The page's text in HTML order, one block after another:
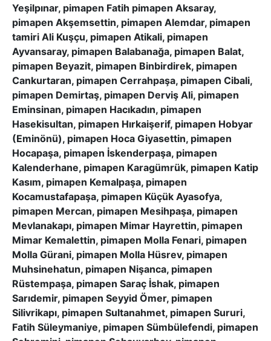
Yeşilpınar, pimapen Fatih pimapen Aksaray,
pimapen Akşemsettin, pimapen Alemdar, pimapen
tamiri Ali Kuşçu, pimapen Atikali, pimapen
Ayvansaray, pimapen Balabanağa, pimapen Balat,
pimapen Beyazit, pimapen Binbirdirek, pimapen
Cankurtaran, pimapen Cerrahpaşa, pimapen Cibali,
pimapen Demirtaş, pimapen Derviş Ali, pimapen
Eminsinan, pimapen Hacıkadın, pimapen
Hasekisultan, pimapen Hırkaişerif, pimapen Hobyar
(Eminönü), pimapen Hoca Giyasettin, pimapen
Hocapaşa, pimapen İskenderpaşa, pimapen
Kalenderhane, pimapen Karagümrük, pimapen Katip
Kasım, pimapen Kemalpaşa, pimapen
Kocamustafapaşa, pimapen Küçük Ayasofya,
pimapen Mercan, pimapen Mesihpaşa, pimapen
Mevlanakapı, pimapen Mimar Hayrettin, pimapen
Mimar Kemalettin, pimapen Molla Fenari, pimapen
Molla Gürani, pimapen Molla Hüsrev, pimapen
Muhsinehatun, pimapen Nişanca, pimapen
Rüstempaşa, pimapen Saraç İshak, pimapen
Sarıdemir, pimapen Seyyid Ömer, pimapen
Silivrikapı, pimapen Sultanahmet, pimapen Sururi,
Fatih Süleymaniye, pimapen Sümbülefendi, pimapen